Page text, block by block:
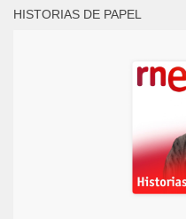
HISTORIAS DE PAPEL